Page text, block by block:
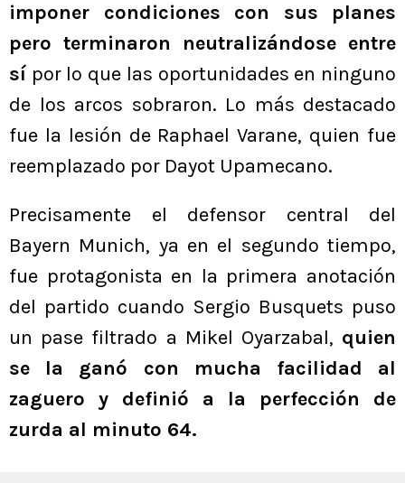
imponer condiciones con sus planes
pero terminaron neutralizándose entre
sí por lo que las oportunidades en ninguno
de los arcos sobraron. Lo más destacado
fue la lesión de Raphael Varane, quien fue
reemplazado por Dayot Upamecano.
Precisamente el defensor central del
Bayern Munich, ya en el segundo tiempo,
fue protagonista en la primera anotación
del partido cuando Sergio Busquets puso
un pase filtrado a Mikel Oyarzabal, quien
se la ganó con mucha facilidad al
zaguero y definió a la perfección de
zurda al minuto 64.